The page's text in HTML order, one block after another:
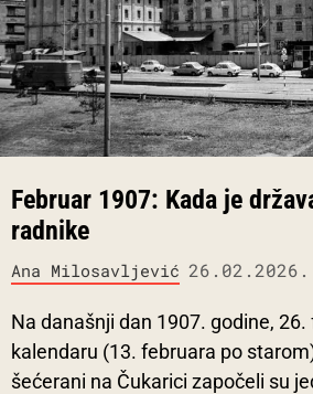
Februar 1907: Kada je
radnike
Ana Milosavljević 26.02.2026.
Na današnji dan 1907. godine,
kalendaru (13. februara po
šećerani na Čukarici započeli su